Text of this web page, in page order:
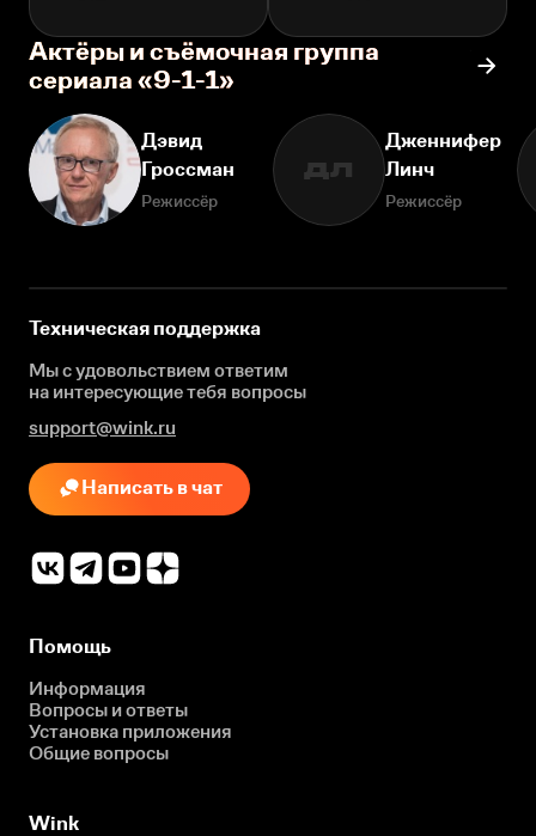
Актёры и съёмочная группа
сериала «9-1-1»
Дэвид
Гроссман
Режиссёр
ДЛ
Дженнифер
Линч
Режиссёр
Техническая поддержка
Мы с удовольствием ответим
на интересующиетебя вопросы
support@wink.ru
Написать в чат
Помощь
Информация
Вопросы и ответы
Установка приложения
Общие вопросы
Wink